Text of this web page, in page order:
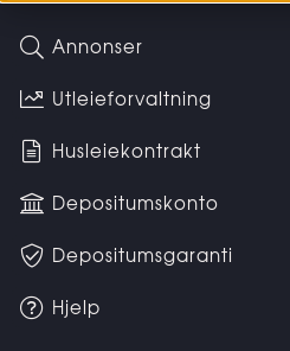
Annonser
Utleieforvaltning
Husleiekontrakt
Depositumskonto
Depositumsgaranti
Hjelp